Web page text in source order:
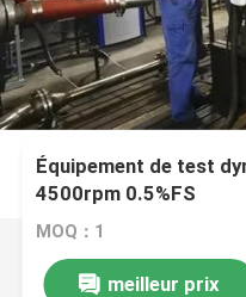
Équipement de test
4500rpm 0.5%FS
MOQ：1
meilleur prix